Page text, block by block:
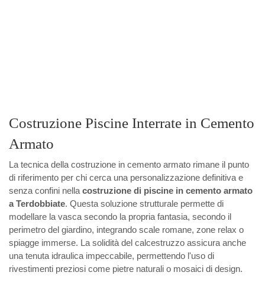
Costruzione Piscine Interrate in Cemento
Armato
La tecnica della costruzione in cemento armato rimane il punto
di riferimento per chi cerca una personalizzazione definitiva e
senza confini nellacostruzione di piscine in cemento armato
a Terdobbiate. Questa soluzione strutturale permette di
modellare la vasca secondo la propria fantasia, secondo il
perimetro del giardino, integrando scale romane, zone relax o
spiagge immerse. La solidità del calcestruzzo assicura anche
una tenuta idraulica impeccabile, permettendo l'uso di
rivestimenti preziosi come pietre naturali o mosaici di design.